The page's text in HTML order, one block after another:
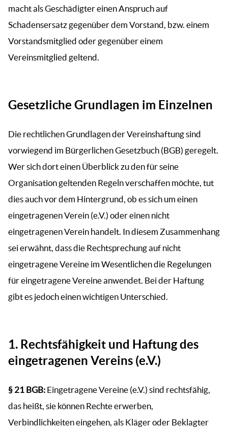
macht als Geschädigter einen Anspruch auf
Schadensersatz gegenüber dem Vorstand, bzw. einem
Vorstandsmitglied oder gegenüber einem
Vereinsmitglied geltend.
Gesetzliche Grundlagen im Einzelnen
Die rechtlichen Grundlagen der Vereinshaftung sind
vorwiegend im Bürgerlichen Gesetzbuch (BGB) geregelt.
Wer sich dort einen Überblick zu den für seine
Organisation geltenden Regeln verschaffen möchte, tut
dies auch vor dem Hintergrund, ob es sich um einen
eingetragenen Verein (e.V.) oder einen nicht
eingetragenen Verein handelt. In diesem Zusammenhang
sei erwähnt, dass die Rechtsprechung auf nicht
eingetragene Vereine im Wesentlichen die Regelungen
für eingetragene Vereine anwendet. Bei der Haftung
gibt es jedoch einen wichtigen Unterschied.
1. Rechtsfähigkeit und Haftung des
eingetragenen Vereins (e.V.)
§ 21 BGB: Eingetragene Vereine (e.V.) sind rechtsfähig,
das heißt, sie können Rechte erwerben,
Verbindlichkeiten eingehen, als Kläger oder Beklagter